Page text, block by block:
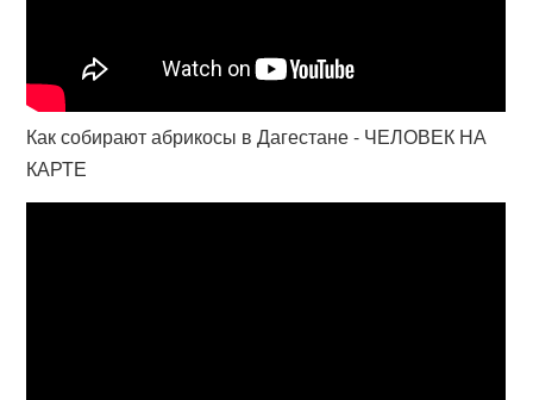
Как собирают абрикосы в Дагестане - ЧЕЛОВЕК НА
КАРТЕ